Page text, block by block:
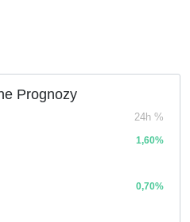
Prognozy
24h %
1,60%
0,70%